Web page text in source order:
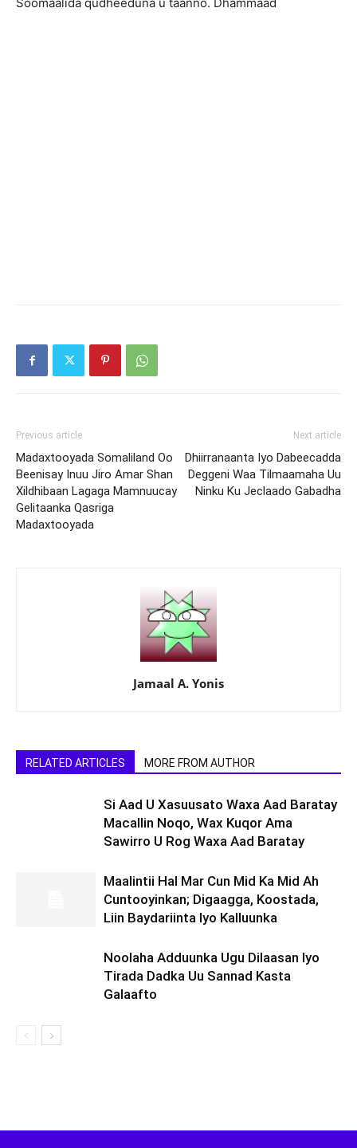
Previous article
Madaxtooyada Somaliland Oo
Beenisay Inuu Jiro Amar Shan
Xildhibaan Lagaga Mamnuucay
Gelitaanka Qasriga
Madaxtooyada
Next article
Dhiirranaanta Iyo Dabeecadda
Deggeni Waa Tilmaamaha Uu
Ninku Ku Jeclaado Gabadha
Jamaal A. Yonis
RELATED ARTICLES MORE FROM AUTHOR
Si Aad U Xasuusato Waxa Aad Baratay
Macallin Noqo, Wax Kuqor Ama
Sawirro U Rog Waxa Aad Baratay
Maalintii Hal Mar Cun Mid Ka Mid Ah
Cuntooyinkan; Digaagga, Koostada,
Liin Baydariinta Iyo Kalluunka
Noolaha Adduunka Ugu Dilaasan Iyo
Tirada Dadka Uu Sannad Kasta
Galaafto